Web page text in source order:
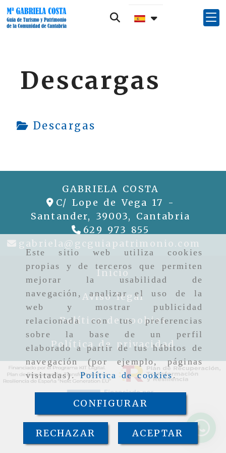
Este sitio web utiliza cookies
propias y de terceros que permiten
mejorar la usabilidad de
navegación, analizar el uso de la
web y mostrar publicidad
relacionada con tus preferencias
sobre la base de un perfil
elaborado a partir de tus hábitos de
navegación (por ejemplo, páginas
visitadas).Política de cookies.
CONFIGURAR
RECHAZAR ACEPTAR
Descargas
Descargas
GABRIELA COSTA
C/ Lope de Vega 17 -
Santander, 39003, Cantabria
629 973 855
gabriela
gcguiapatrimonio.com
Inicio
Aviso legal
Política de cookies
Política de privacidad